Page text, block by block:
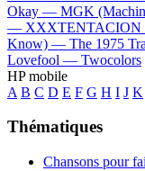
Okay — MGK
— XXXTENTACION
Know) — The 1975
Lovefool — Twocolors
HP mobile
A B C D E F G H I J K
Thématiques
Chansons pour